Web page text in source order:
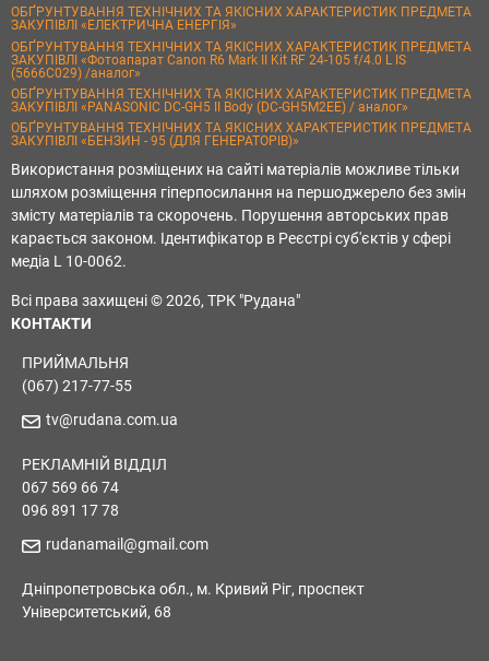
ОБҐРУНТУВАННЯ ТЕХНІЧНИХ ТА ЯКІСНИХ ХАРАКТЕРИСТИК ПРЕДМЕТА
ЗАКУПІВЛІ «ЕЛЕКТРИЧНА ЕНЕРГІЯ»
ОБҐРУНТУВАННЯ ТЕХНІЧНИХ ТА ЯКІСНИХ ХАРАКТЕРИСТИК ПРЕДМЕТА
ЗАКУПІВЛІ «Фотоапарат Canon R6 Mark II Kit RF 24-105 f/4.0 L IS
(5666C029) /аналог»
ОБҐРУНТУВАННЯ ТЕХНІЧНИХ ТА ЯКІСНИХ ХАРАКТЕРИСТИК ПРЕДМЕТА
ЗАКУПІВЛІ «PANASONIC DC-GH5 II Body (DC-GH5M2EE) / аналог»
ОБҐРУНТУВАННЯ ТЕХНІЧНИХ ТА ЯКІСНИХ ХАРАКТЕРИСТИК ПРЕДМЕТА
ЗАКУПІВЛІ «БЕНЗИН - 95 (ДЛЯ ГЕНЕРАТОРІВ)»
Використання розміщених на сайті матеріалів можливе тільки
шляхом розміщення гіперпосилання на першоджерело без змін
змісту матеріалів та скорочень. Порушення авторських прав
карається законом. Ідентифікатор в Реєстрі суб'єктів у сфері
медіа L 10-0062.
Всі права захищені © 2026, ТРК "Рудана"
КОНТАКТИ
ПРИЙМАЛЬНЯ
(067) 217-77-55
tv@rudana.com.ua
РЕКЛАМНІЙ ВІДДІЛ
067 569 66 74
096 891 17 78
rudanamail@gmail.com
Дніпропетровська обл., м. Кривий Ріг, проспект
Університетський, 68